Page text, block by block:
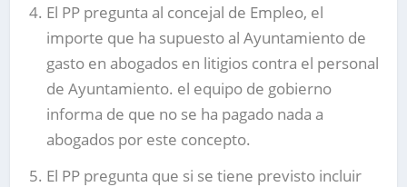
El PP pregunta al concejal de Empleo, el
importe que ha supuesto al Ayuntamiento de
gasto en abogados en litigios contra el personal
de Ayuntamiento. el equipo de gobierno
informa de que no se ha pagado nada a
abogados por este concepto.
El PP pregunta que si se tiene previsto incluir